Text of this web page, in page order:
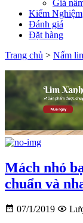
Giá
Kiểm Nghiệm
Đánh giá
Đặt hàng
Trang chủ > Nấm
Mách nhỏ
chuẩn và
07/1/2019